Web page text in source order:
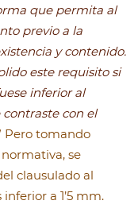
que permita al
previo a la
y contenido.
este requisito si
inferior al
con el
Pero tomando
se
clausulado al
a 1’5 mm.